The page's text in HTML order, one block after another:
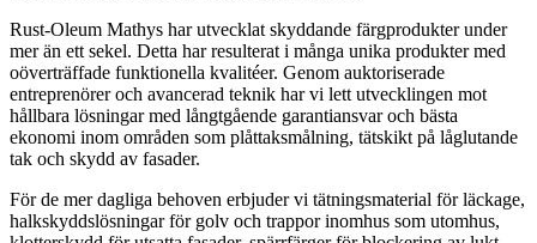
Rust-Oleum Mathys har utvecklat skyddande färgprodukter under
mer än ett sekel. Detta har resulterat i många unika produkter med
oöverträffade funktionella kvalitéer. Genom auktoriserade
entreprenörer och avancerad teknik har vi lett utvecklingen mot
hållbara lösningar med långtgående garantiansvar och bästa
ekonomi inom områden som plåttaksmålning, tätskikt på låglutande
tak och skydd av fasader.
För de mer dagliga behoven erbjuder vi tätningsmaterial för läckage,
halkskyddslösningar för golv och trappor inomhus som utomhus,